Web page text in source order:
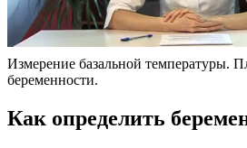
Измерение базальной температуры.
беременности.
Как определить